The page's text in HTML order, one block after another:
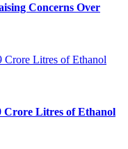
Concerns Over
Crore Litres of Ethanol